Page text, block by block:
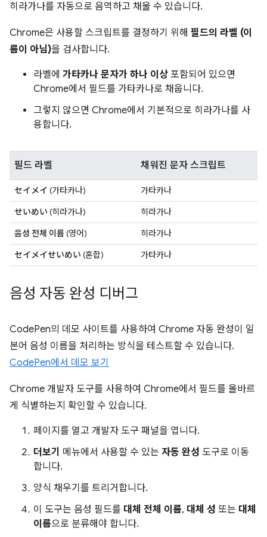
히라가나를 자동으로 음역하고 채울 수 있습니다.
Chrome은 사용할 스크립트를 결정하기 위해 필드의 라벨 (이
름이 아님)을 검사합니다.
라벨에 가타카나 문자가 하나 이상 포함되어 있으면
Chrome에서 필드를 가타카나로 채웁니다.
그렇지 않으면 Chrome에서 기본적으로 히라가나를 사
용합니다.
필드 라벨 채워진 문자 스크립트
セイメイ (가타카나)
가타카나
せいめい (히라가나)
히라가나
음성 전체 이름 (영어)
히라가나
セイメイせいめい (혼합) 가타카나
음성 자동 완성 디버그
CodePen의 데모 사이트를 사용하여 Chrome 자동 완성이 일
본어 음성 이름을 처리하는 방식을 테스트할 수 있습니다.
CodePen에서 데모 보기
Chrome 개발자 도구를 사용하여 Chrome에서 필드를 올바르
게 식별하는지 확인할 수 있습니다.
페이지를 열고 개발자 도구 패널을 엽니다.
더보기 메뉴에서 사용할 수 있는 자동 완성 도구로 이동
합니다.
양식 채우기를 트리거합니다.
이 도구는 음성 필드를 대체 전체 이름, 대체 성 또는 대체
이름으로 분류해야 합니다.